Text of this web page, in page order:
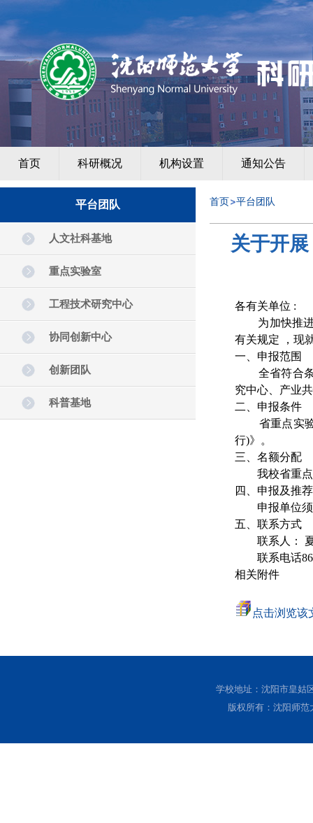
首页 科研概况 机构设置 通知公告
平台团队
人文社科基地
重点实验室
工程技术研究中心
协同创新中心
创新团队
科普基地
首页 平台团队
关于开
各有关单位 :
为加快推进
有关规定 ，现
一、申报范围
全省符合条
究中心、产业
二、申报条件
省重点实验
行)》。
三、名额分配
我校省重点
四、申报及推
申报单位须
五、联系方式
联系人：
联系电话
相关附件
点击浏览该
学校地址：沈阳市皇姑
版权所有：沈阳师